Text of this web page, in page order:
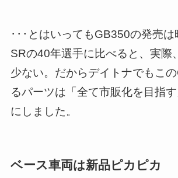
･･･とはいってもGB350の発売は
SRの40年選手に比べると、実際
少ない。だからデイトナでもこ
るパーツは「全て市販化を目指
にしました。
ベース車両は新品ピカピカ